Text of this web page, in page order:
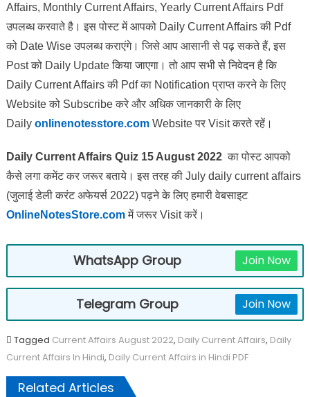
Affairs, Monthly Current Affairs, Yearly Current Affairs Pdf
उपलब्ध करवाते है। इस पोस्ट में आपको Daily Current Affairs की Pdf
को Date Wise उपलब्ध कराएंगे। जिसे आप आसानी से पढ़ सकते हैं, इस
Post को Daily Update किया जाएगा। तो आप सभी से निवेदन है कि
Daily Current Affairs की Pdf का Notification प्राप्त करने के लिए
Website को Subscribe करे और अधिक जानकारी के लिए
Daily onlinenotesstore.comWebsite पर Visit करते रहें।
Daily Current Affairs Quiz 15 August 2022 का पोस्ट आपको
कैसे लगा कमेंट कर जरूर बताये।इस तरह की July daily current affairs
(जुलाई डेली करंट अफेयर्स 2022) पढ़ने के लिए हमारी वेबसाइट
OnlineNotesStore.comमें जरूर Visit करें।
WhatsApp Group Join Now
Telegram Group Join Now
Tagged Current Affairs August 2022, Daily Current Affairs, Daily
Current Affairs In Hindi, Daily Current Affairs in Hindi PDF
Related Articles